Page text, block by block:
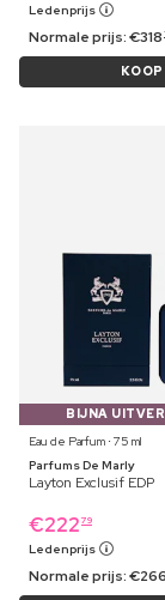
Ledenprijs
Normale prijs:€318
KOOP
BIJNA
Eau de Parfum ⋅ 75 ml
Parfums De Marly
Layton Exclusif EDP
€222 79
Ledenprijs
Normale prijs:€266